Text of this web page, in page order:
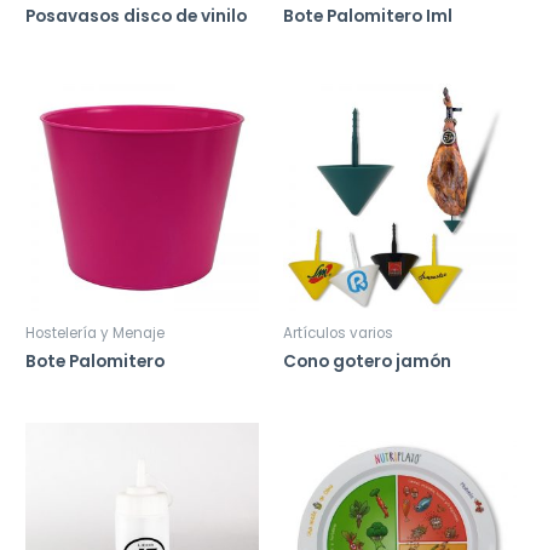
Posavasos disco de vinilo Bote Palomitero Iml
Hostelería y Menaje
Bote Palomitero
Artículos varios
Cono gotero jamón